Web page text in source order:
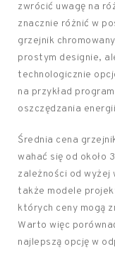
zwrócić uwagę na
znacznie różnić w
grzejnik
prostym designie,
technologicznie
na przykład
oszczędzania
Średnia cena
wahać się od około
zależności od wyżej
także modele
których ceny mogą
Warto więc
najlepszą opcję w